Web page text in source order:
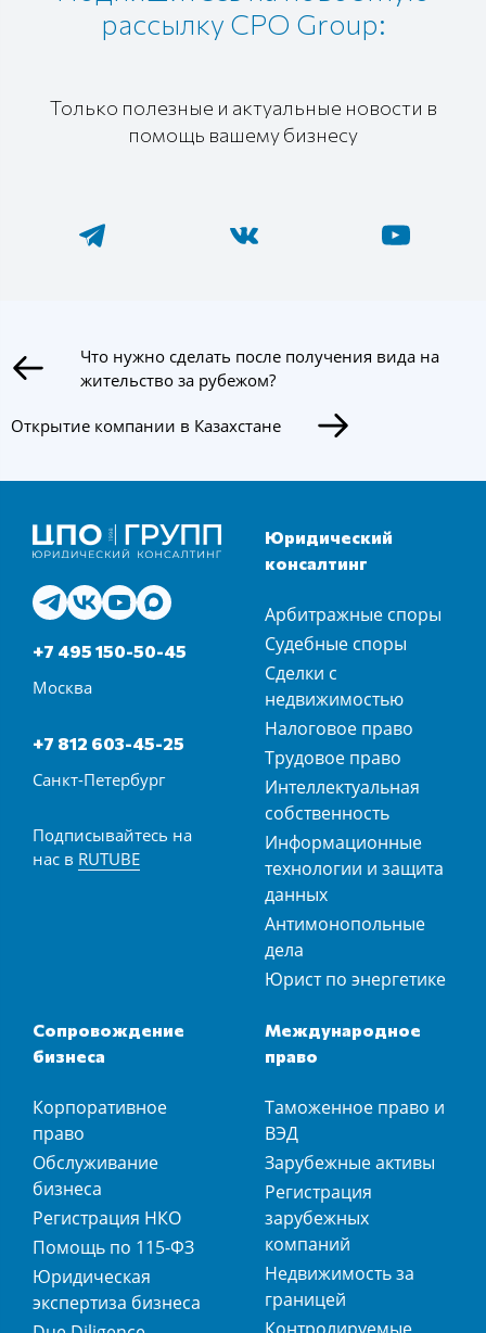
рассылку CPO Group:
Только полезные и актуальные новости в
помощь вашему бизнесу
Что нужно сделать после получения вида на
жительство за рубежом?
Открытие компании в Казахстане
+7 495 150-50-45
Москва
+7 812 603-45-25
Санкт-Петербург
Подписывайтесь на
нас в RUTUBE
Юридический
консалтинг
Арбитражные споры
Судебные споры
Сделки с
недвижимостью
Налоговое право
Трудовое право
Интеллектуальная
собственность
Информационные
технологии и защита
данных
Антимонопольные
дела
Юрист по энергетике
Сопровождение
бизнеса
Корпоративное
право
Обслуживание
бизнеса
Регистрация НКО
Помощь по 115-ФЗ
Юридическая
экспертиза бизнеса
Международное
право
Таможенное право и
ВЭД
Зарубежные активы
Регистрация
зарубежных
компаний
Недвижимость за
границей